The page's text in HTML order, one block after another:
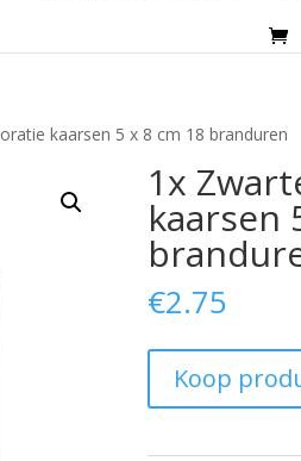
kaarsen 5 x 8 cm 18 branduren
1x
kaarsen
€2.75
Koop